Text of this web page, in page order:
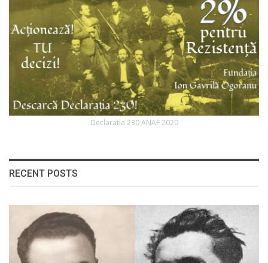
Declaratia 230 ANAF 2020
RECENT POSTS